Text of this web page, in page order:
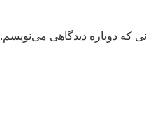
که دوباره دیدگاهی می‌نویسم.